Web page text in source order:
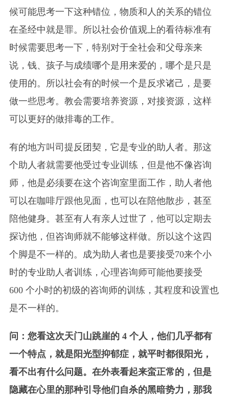
候可能思考一下这种错位，物质和人的关系的错位
在圣经中就是罪。所以社会价值观上的看待标准有
时候需要思考一下，特别对于全社会和父母亲来
说，钱、孩子与成绩哪个是用来爱的，哪个是只是
使用的。所以社会有的时候一个是反求诸己，是要
做一些思考。教会需要培养资源，对接资源，这样
可以更好的做排毒的工作。
有的地方叫司提反团契，它是专业的助人者。那这
个助人者就需要他受过专业训练，但是他不像咨询
师，他是必须要在这个咨询室里面工作，助人者他
可以在咖啡厅跟他见面，也可以在陪他散步，甚至
陪他健身。甚至有人有亲人过世了，他可以定期去
探访他，但咨询师就不能够这样做。所以这个这四
个脚是不一样的。成为助人者也是要接受70来个小
时的专业助人者训练，心理咨询师可能他要接受
600 个小时的初级的咨询师的训练，其程度和设置也
是不一样的。
问：您看这次天门山跳崖的 4 个人，他们几乎都有
一个特点，就是阳光型抑郁症，就平时都很阳光，
看不出有什么问题。在外表看起来蛮正常的，但是
隐藏在心里的那种引导他们自杀的黑暗势力，那我